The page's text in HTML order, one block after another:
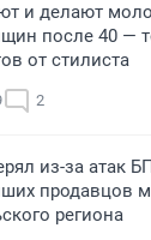
и делают
после 40 —
от стилиста
2
из-за атак
продавцов
региона